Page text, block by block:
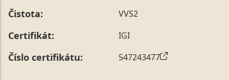
Čistota: VVS2
Certifikát: IGI
Číslo certifikátu: 547243477